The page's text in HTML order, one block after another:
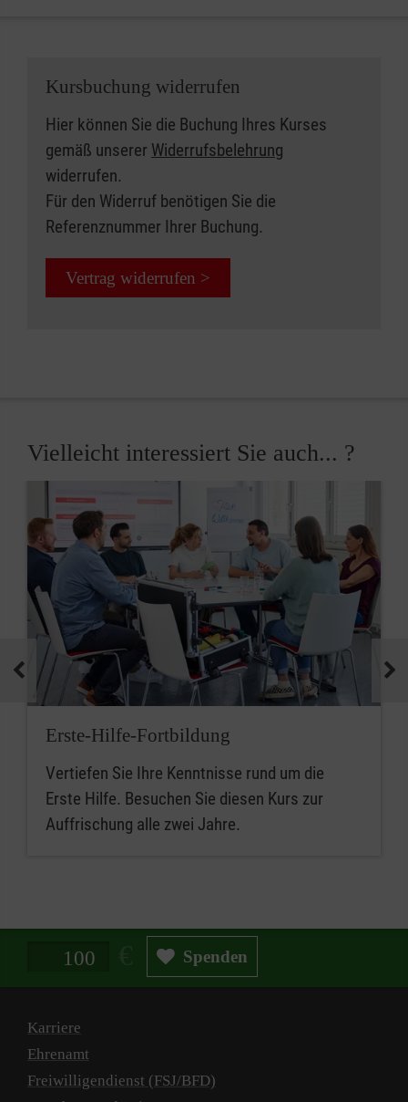
Kursbuchung widerrufen
Hier können Sie die Buchung Ihres Kurses
gemäß unserer Widerrufsbelehrung
widerrufen.
Für den Widerruf benötigen Sie die
Referenznummer Ihrer Buchung.
Vertrag widerrufen >
Vielleicht interessiert Sie auch... ?
Erste-Hilfe-Fortbildung
Vertiefen Sie Ihre Kenntnisse rund um die
Erste Hilfe. Besuchen Sie diesen Kurs zur
Auffrischung alle zwei Jahre.
Spendenbetrag in Euro Spenden
Karriere
Ehrenamt
Freiwilligendienst (FSJ/BFD)